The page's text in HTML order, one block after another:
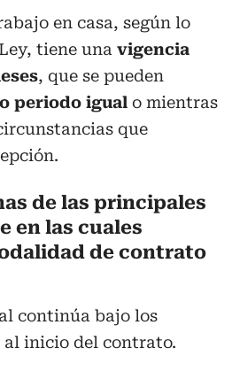
en casa, según lo
tiene una vigencia
, que se pueden
periodo igual o mientras
que
de las principales
en las cuales
de contrato
continúa bajo los
inicio del contrato.